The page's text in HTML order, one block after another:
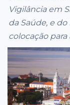
Vigilância em
da Saúde, e do
colocação para a